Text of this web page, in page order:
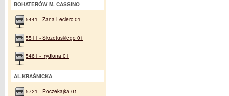
BOHATERÓW M. CASSINO
5441 - Zana Leclerc 01
5511 - Skrzetuskiego 01
5461 - Irydiona 01
AL.KRAŚNICKA
5721 - Poczekajka 01